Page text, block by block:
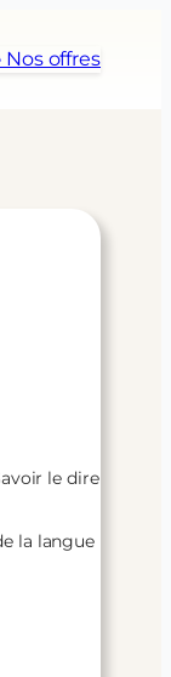
Nos offres
le dire
la langue